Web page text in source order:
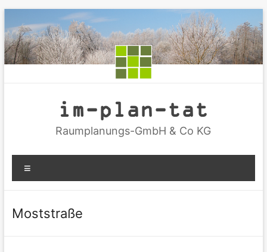
Inhalt
springen
im-plan-tat
Raumplanungs-GmbH & Co KG
Moststraße